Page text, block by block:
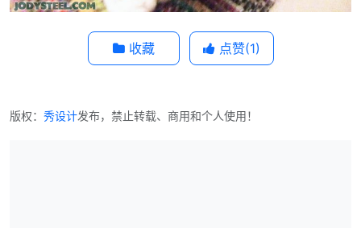
收藏 点赞(1)
版权： 秀设计发布，禁止转载、商用和个人使用！